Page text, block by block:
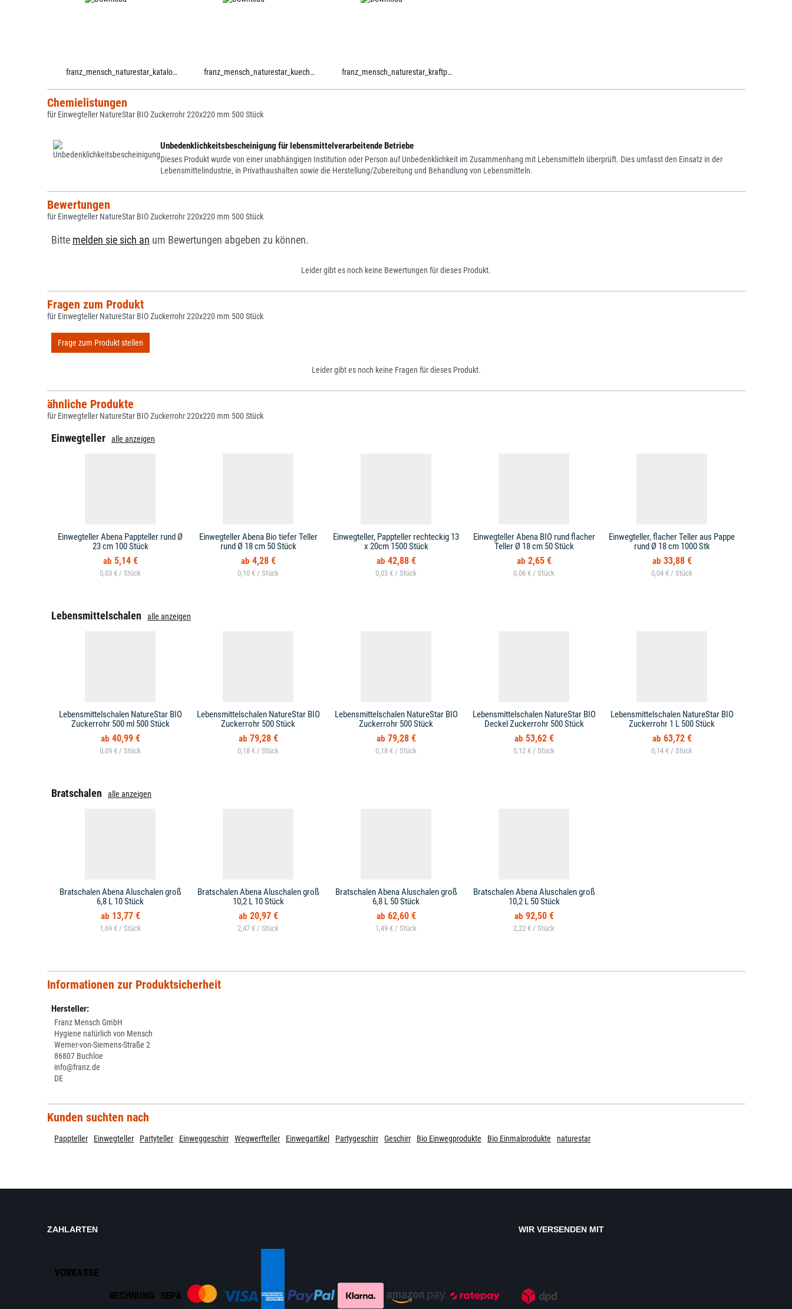
franz_mensch_naturestar_katalog.pdf franz_mensch_naturestar_kueche.pdf franz_mensch_naturestar_kraftpapier.pdf
Chemielistungen
für Einwegteller NatureStar BIO Zuckerrohr 220x220 mm 500 Stück
Unbedenklichkeitsbescheinigung für lebensmittelverarbeitende Betriebe
Dieses Produkt wurde von einer unabhängigen Institution oder Person auf Unbedenklichkeit im Zusammenhang mit Lebensmitteln überprüft. Dies umfasst den Einsatz in der
Lebensmittelindustrie, in Privathaushalten sowie die Herstellung/Zubereitung und Behandlung von Lebensmitteln.
Bewertungen
für Einwegteller NatureStar BIO Zuckerrohr 220x220 mm 500 Stück
Bitte melden sie sich an um Bewertungen abgeben zu können.
Leider gibt es noch keine Bewertungen für dieses Produkt.
Fragen zum Produkt
für Einwegteller NatureStar BIO Zuckerrohr 220x220 mm 500 Stück
Frage zum Produkt stellen
Leider gibt es noch keine Fragen für dieses Produkt.
ähnliche Produkte
für Einwegteller NatureStar BIO Zuckerrohr 220x220 mm 500 Stück
Einwegteller alle anzeigen
Einwegteller Abena Pappteller rund Ø
23 cm 100 Stück
5,14 €
0,03 € /
Einwegteller Abena Bio tiefer Teller
rund Ø 18 cm 50 Stück
4,28 €
0,10 € /
Einwegteller, Pappteller rechteckig 13
x 20cm 1500 Stück
42,88 €
0,03 € /
Einwegteller Abena BIO rund flacher
Teller Ø 18 cm 50 Stück
2,65 €
0,06 € /
Einwegteller, flacher Teller aus Pappe
rund Ø 18 cm 1000 Stk
33,88 €
0,04 € /
Lebensmittelschalen alle anzeigen
Lebensmittelschalen NatureStar BIO
Zuckerrohr 500 ml 500 Stück
40,99 €
0,09 € /
Lebensmittelschalen NatureStar BIO
Zuckerrohr 500 Stück
79,28 €
0,18 € /
Lebensmittelschalen NatureStar BIO
Zuckerrohr 500 Stück
79,28 €
0,18 € /
Lebensmittelschalen NatureStar BIO
Deckel Zuckerrohr 500 Stück
53,62 €
0,12 € /
Lebensmittelschalen NatureStar BIO
Zuckerrohr 1 L 500 Stück
63,72 €
0,14 € /
Bratschalen alle anzeigen
Bratschalen Abena Aluschalen groß
6,8 L 10 Stück
13,77 €
1,69 € /
Bratschalen Abena Aluschalen groß
10,2 L 10 Stück
20,97 €
2,47 € /
Bratschalen Abena Aluschalen groß
6,8 L 50 Stück
62,60 €
1,49 € /
Bratschalen Abena Aluschalen groß
10,2 L 50 Stück
92,50 €
2,22 € /
Informationen zur Produktsicherheit
Hersteller:
Franz Mensch GmbH
Hygiene natürlich von Mensch
Werner-von-Siemens-Straße 2
86807 Buchloe
info@franz.de
DE
Kunden suchten nach
Pappteller Einwegteller Partyteller Einweggeschirr Wegwerfteller Einwegartikel Partygeschirr Geschirr Bio Einwegprodukte Bio Einmalprodukte naturestar
ZAHLARTEN
VORKASSE
RECHNUNG SEPA
WIR VERSENDEN MIT